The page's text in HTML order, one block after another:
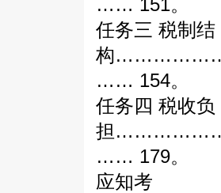
…… 151。
任务三 税制结
构
…… 154。
任务四 税收负
担
…… 179。
应知考